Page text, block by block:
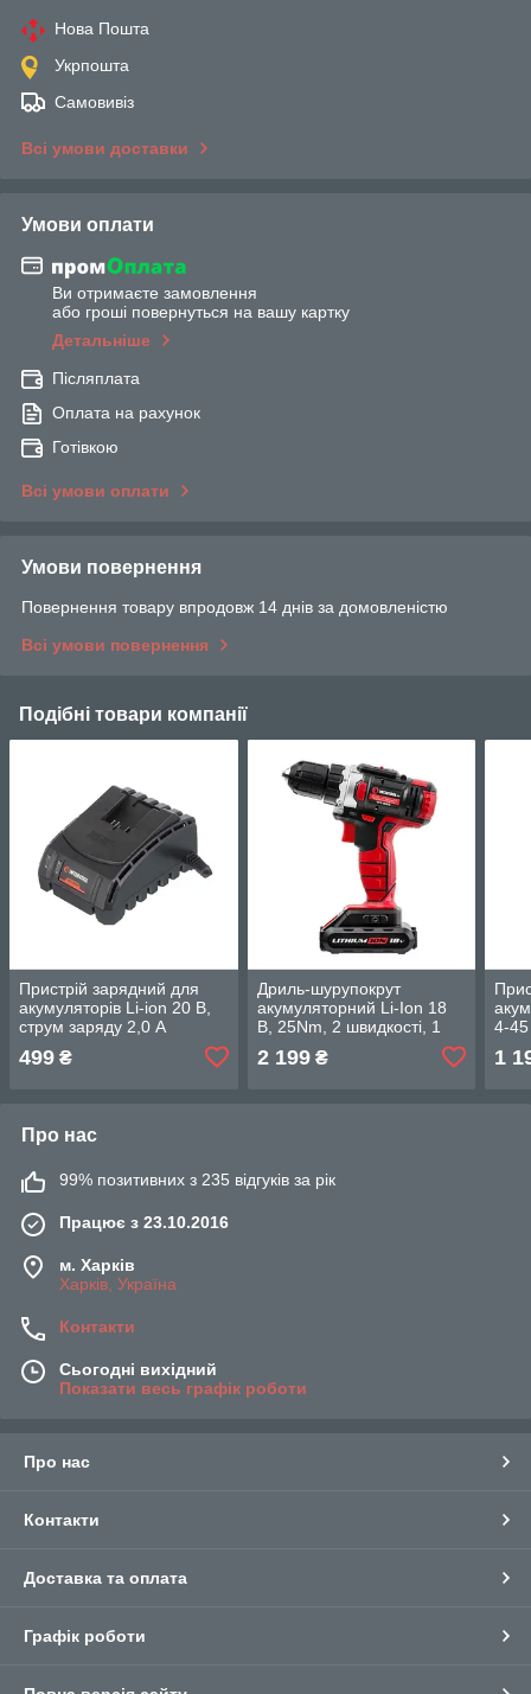
Нова Пошта
Укрпошта
Самовивіз
Всі умови доставки
Умови оплати
Ви отримаєте замовлення
або гроші повернуться на вашу картку
Детальніше
Післяплата
Оплата на рахунок
Готівкою
Всі умови оплати
Умови повернення
Повернення товару впродовж 14 днів за домовленістю
Всі умови повернення
Подібні товари компанії
Пристрій зарядний для
акумуляторів Li-ion 20 В,
струм заряду 2,0 А
499 ₴
Дриль-шурупокрут
акумуляторний Li-Ion 18
В, 25Nm, 2 швидкості, 1
INTERTOOL WT-0313
2 199₴
4-45
1
Про нас
99% позитивних з 235 відгуків за рік
Працює з 23.10.2016
м. Харків
Харків, Україна
Контакти
Сьогодні вихідний
Показати весь графік роботи
Про нас
Контакти
Доставка та оплата
Графік роботи